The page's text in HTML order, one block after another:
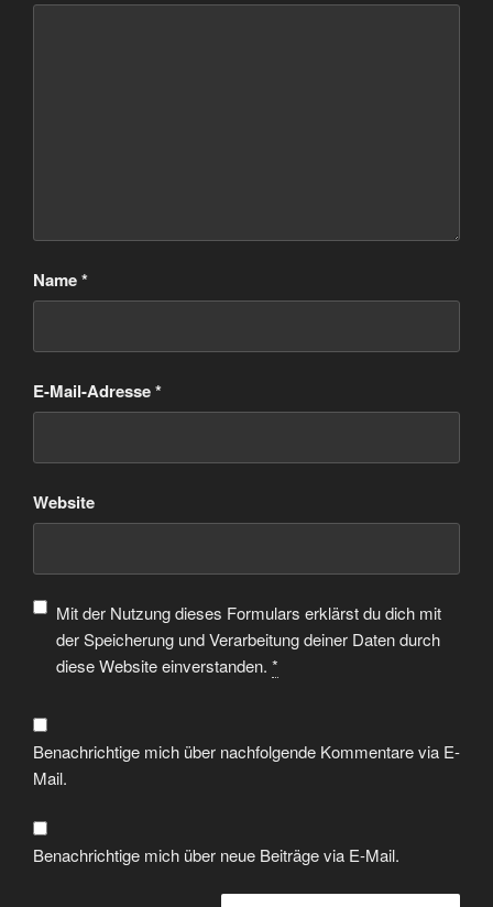
Name*
E-Mail-Adresse*
Website
Mit der Nutzung dieses Formulars erklärst du dich mit
der Speicherung und Verarbeitung deiner Daten durch
diese Website einverstanden. *
Benachrichtige mich über nachfolgende Kommentare via E-
Mail.
Benachrichtige mich über neue Beiträge via E-Mail.